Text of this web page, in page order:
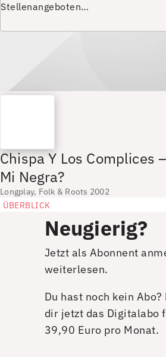
Stellenangeboten…
Chispa Y Los Complices
Mi Negra?
Longplay, Folk & Roots 2002
ÜBERBLICK
Neugierig?
Jetzt als Abonnent
weiterlesen.
Du hast noch kein Abo?
dir jetzt das Digitalabo
39,90 Euro pro Monat.